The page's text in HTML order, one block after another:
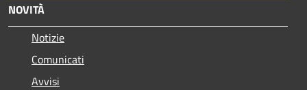
NOVITÀ
Notizie
Comunicati
Avvisi